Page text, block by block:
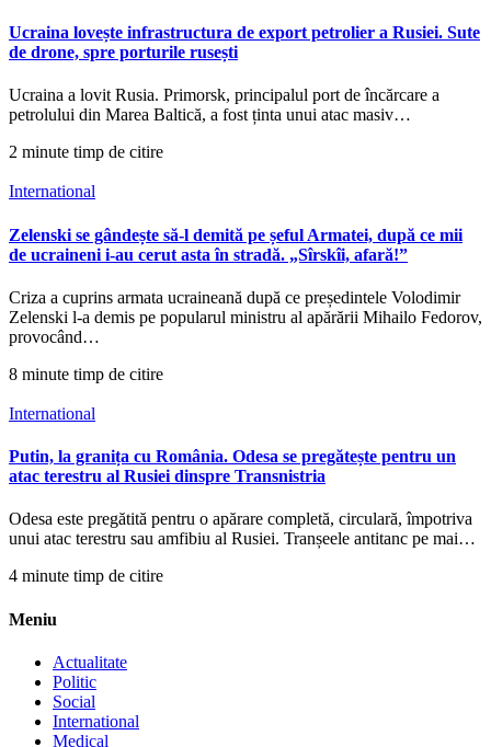
Ucraina lovește infrastructura de export petrolier a Rusiei. Sute
de drone, spre porturile rusești
Ucraina a lovit Rusia. Primorsk, principalul port de încărcare a
petrolului din Marea Baltică, a fost ținta unui atac masiv…
2 minute timp de citire
International
Zelenski se gândește să-l demită pe șeful Armatei, după ce mii
de ucraineni i-au cerut asta în stradă. „Sîrskîi, afară!”
Criza a cuprins armata ucraineană după ce președintele Volodimir
Zelenski l-a demis pe popularul ministru al apărării Mihailo Fedorov,
provocând…
8 minute timp de citire
International
Putin, la granița cu România. Odesa se pregătește pentru un
atac terestru al Rusiei dinspre Transnistria
Odesa este pregătită pentru o apărare completă, circulară, împotriva
unui atac terestru sau amfibiu al Rusiei. Tranșeele antitanc pe mai…
4 minute timp de citire
Meniu
Actualitate
Politic
Social
International
Medical